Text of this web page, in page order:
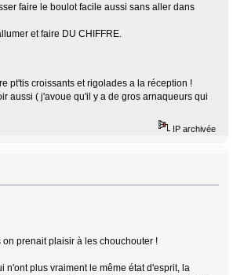
faire le boulot facile aussi sans aller dans
et faire DU CHIFFRE.
pt'tis croissants et rigolades a la réception !
aussi ( j'avoue qu'il y a de gros arnaqueurs qui
IP archivée
prenait plaisir à les chouchouter !
n'ont plus vraiment le même état d'esprit, la